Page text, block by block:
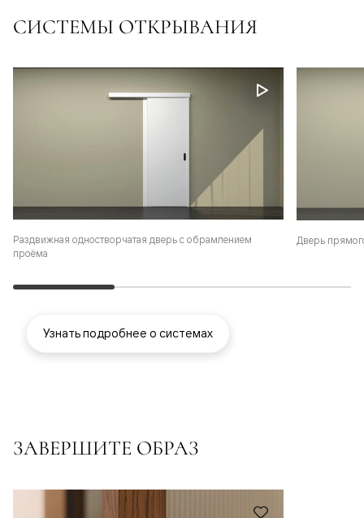
СИСТЕМЫ ОТКРЫВАНИЯ
Раздвижная одностворчатая дверь с обрамлением
проёма
Дверь
Узнать подробнее о системах
ЗАВЕРШИТЕ ОБРАЗ